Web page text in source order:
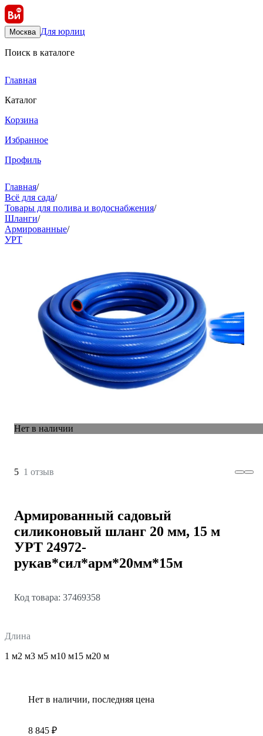
Москва Для юрлиц
Поиск в каталоге
Главная
Каталог
Корзина
Избранное
Профиль
Главная/
Всё для сада/
Товары для полива и водоснабжения/
Шланги/
Армированные/
УРТ
Нет в наличии
5 1 отзыв
Армированный садовый
силиконовый шланг 20 мм, 15 м
УРТ 24972-
рукав*сил*арм*20мм*15м
Код товара: 37469358
Длина
1 м2 м3 м5 м10 м15 м20 м
Нет в наличии, последняя цена
8 845 ₽